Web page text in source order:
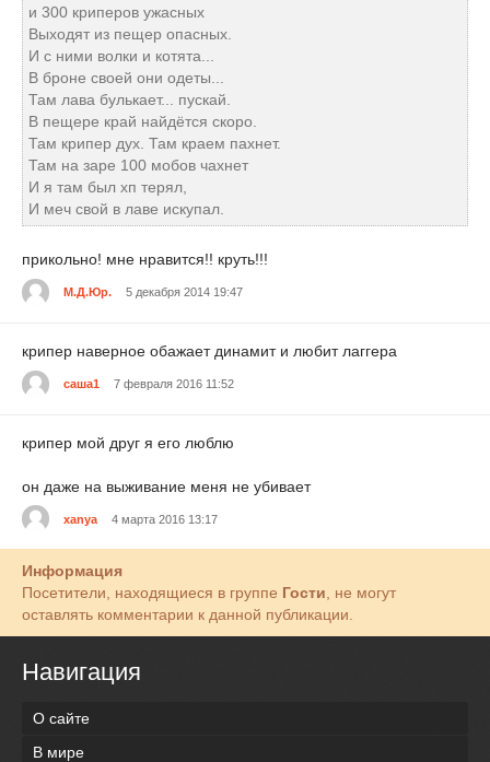
и 300 криперов ужасных
Выходят из пещер опасных.
И с ними волки и котята...
В броне своей они одеты...
Там лава булькает... пускай.
В пещере край найдётся скоро.
Там крипер дух. Там краем пахнет.
Там на заре 100 мобов чахнет
И я там был хп терял,
И меч свой в лаве искупал.
прикольно! мне нравится!! круть!!!
М.Д.Юр. 5 декабря 2014 19:47
крипер наверное обажает динамит и любит лаггера
саша1 7 февраля 2016 11:52
крипер мой друг я его люблю
он даже на выживание меня не убивает
xanya 4 марта 2016 13:17
Информация
Посетители, находящиеся в группе Гости, не могут
оставлять комментарии к данной публикации.
Навигация
О сайте
В мире